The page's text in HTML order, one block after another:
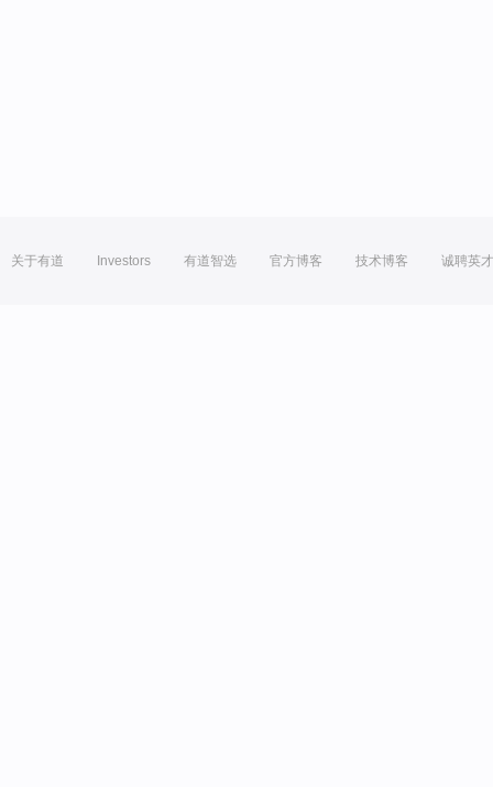
关于有道 Investors 有道智选 官方博客 技术博客 诚聘英才